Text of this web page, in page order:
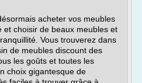
acheter vos meubles
et choisir de beaux meubles et
Vous trouverez dans
de meubles discount des
les goûts et toutes les
choix gigantesque de